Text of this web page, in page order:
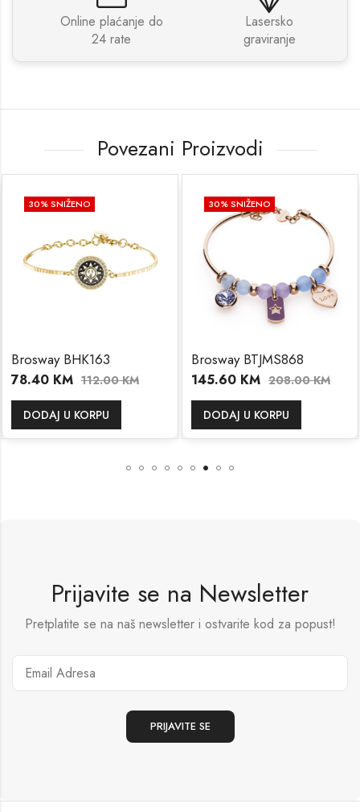
Online plaćanje do
24 rate
Lasersko
graviranje
Povezani Proizvodi
30% SNIŽENO
Brosway BHK163
78.40 KM 112.00KM
DODAJ U KORPU
30% SNIŽENO
Brosway BTJMS868
145.60 KM 208.00KM
DODAJ U KORPU
Prijavite se na Newsletter
Pretplatite se na naš newsletter i ostvarite kod za popust!